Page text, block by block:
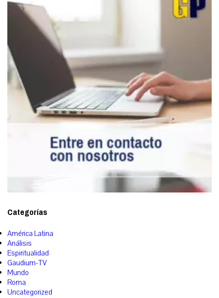
Categorías
América Latina
Análisis
Espiritualidad
Gaudium-TV
Mundo
Roma
Uncategorized